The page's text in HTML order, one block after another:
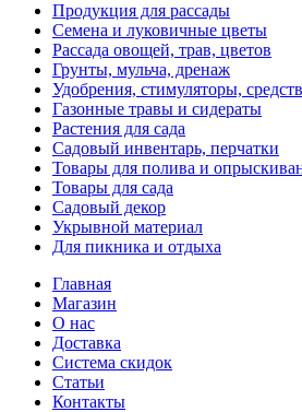
Продукция для рассады
Семена и луковичные цветы
Рассада овощей, трав, цветов
Грунты, мульча, дренаж
Удобрения, стимуляторы,
Газонные травы и сидераты
Растения для сада
Садовый инвентарь, перчатки
Товары для полива и
Товары для сада
Садовый декор
Укрывной материал
Для пикника и отдыха
Главная
Магазин
О нас
Доставка
Система скидок
Статьи
Контакты